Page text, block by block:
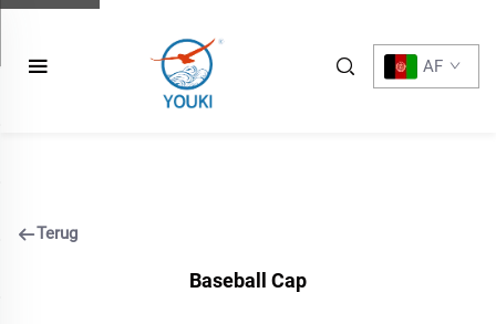
AF
Terug
Baseball Cap